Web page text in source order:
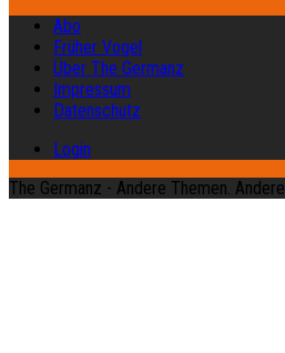
Abo
Früher Vogel
Über The Germanz
Impressum
Datenschutz
Login
The Germanz - Andere Themen.